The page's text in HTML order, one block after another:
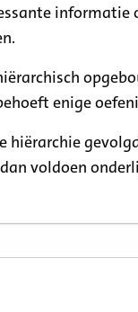
informatie
enige
voldoen